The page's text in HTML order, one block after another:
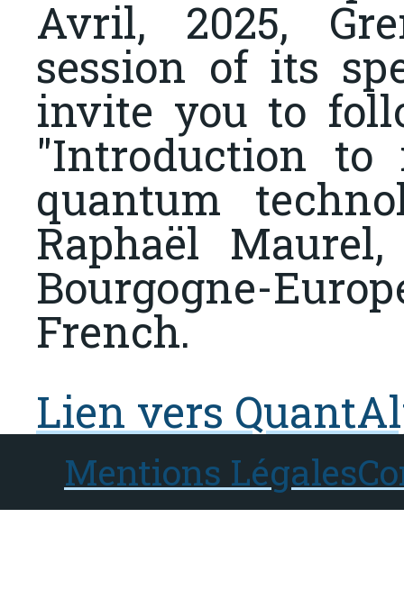
Avril, 2025,
session of its
invite you to
"Introduction
quantum
Raphaël
Bourgogne-
French.
Lien vers
Mentions Légales